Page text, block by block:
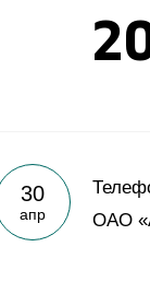
30
апр
ОАО